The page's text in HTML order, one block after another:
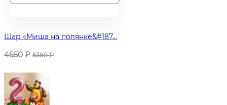
Шар «Миша на полянке&#187...
4650₽ 5380₽